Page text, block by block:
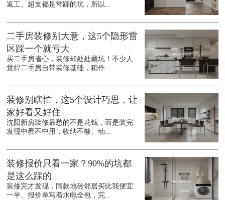
返工、超支都是常踩的坑，所以...
二手房装修别大意，这5个隐形雷
区踩一个就亏大
买二手房省心，装修却处处藏坑！不少人
觉得二手房自带装修基础，稍作...
装修别瞎忙，这5个设计巧思，让
家好看又好住
沈阳新房装修最愁的不是花钱，而是装完
发现中看不中用，收纳不够、动...
装修报价只看一家？90%的坑都
是这么踩的
装修完才发现，同款地砖邻居买比我便宜
一半、报价单写着水电全包，完...